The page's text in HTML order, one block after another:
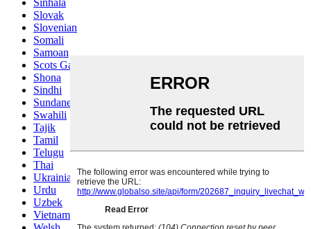
Sinhala
Slovak
Slovenian
Somali
Samoan
Scots Gaelic
Shona
Sindhi
Sundanese
Swahili
Tajik
Tamil
Telugu
Thai
Ukrainian
Urdu
Uzbek
Vietnamese